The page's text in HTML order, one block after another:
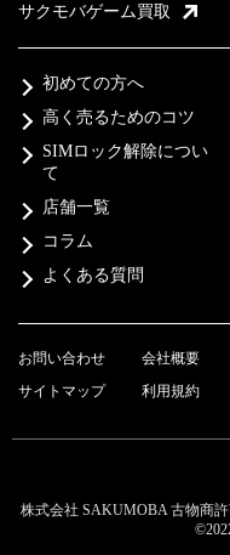
サクモバゲーム買取
初めての方へ
高く売るためのコツ
SIMロック解除につい
て
店舗一覧
コラム
よくある質問
お問い合わせ 会社概要
サイトマップ
利用規約
株式会社 SAKUMOBA 古物商